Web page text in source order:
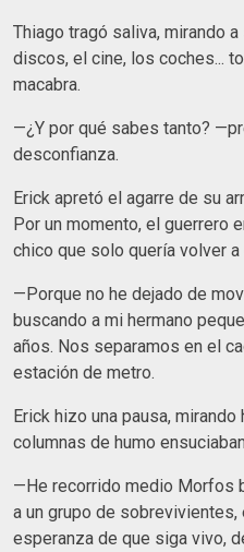
​Thiago tragó saliva, mirando
discos, el cine, los coches...
macabra.
​—¿Y por qué sabes tanto?
desconfianza.
​Erick apretó el agarre de su
Por un momento, el guerrero
chico que solo quería volver a
​—Porque no he dejado de
buscando a mi hermano
años. Nos separamos en el
estación de metro.
​Erick hizo una pausa,
columnas de humo
​—He recorrido medio Morfos
a un grupo de sobrevivientes,
esperanza de que siga vivo,